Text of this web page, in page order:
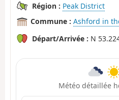
Région : Peak District
Commune : Ashford in
Départ/Arrivée : N
Météo détaillée